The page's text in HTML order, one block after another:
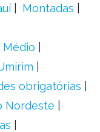
Montadas
Médio
obrigatórias
Nordeste